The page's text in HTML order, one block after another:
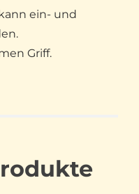
ein- und
Griff.